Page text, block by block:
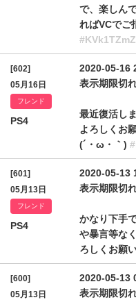
で、楽しん
ればVCでご
[602]
05月16日
フレンド
PS4
2020-05-16
表示期限切
最近復活し
よろしくお
(´・ω・｀)
[601]
05月13日
フレンド
PS4
2020-05-13
表示期限切
かなり下手
や暴言等な
ろしくお願
[600]
05月13日
2020-05-13
表示期限切